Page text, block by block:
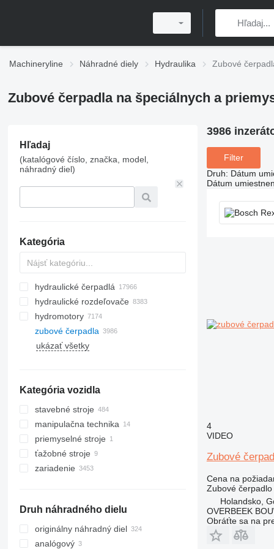
Machineryline Náhradné diely Hydraulika Zubové
Zubové čerpadla na špeciálnych a
Hľadaj
(katalógové číslo, značka, model,
náhradný diel)
Kategória
hydraulické čerpadlá
hydraulické rozdeľovače
hydromotory
zubové čerpadla
ukázať všetky
Kategória vozidla
stavebné stroje
rýpadlá
minirýpadlá
rýpadlá-nakladače
žeriavy
autožeriavy
vežové žeriavy
vŕtacie zariadenia
vrtné súpravy
cestné stroje
grejdre
skrejpre
kolesové nakladače
pásové mininakladače
pásové nakladače
iné stavebné stroje
manipulačna technika
vysokozdvižné vozíky
dieselové vysokozdvižné vozíky
priemyselné stroje
iné priemyselné stroje
ťažobné stroje
dobývacie stroje
mini dumpre
zariadenie
Druh náhradného dielu
originálny náhradný diel
analógový
3986
Filter
Druh: Dátum
Dátum
4
VIDEO
Zubové
Cena na
Zubové čerpadlo
Holandsko,
OVERBEEK
Obráťte sa na